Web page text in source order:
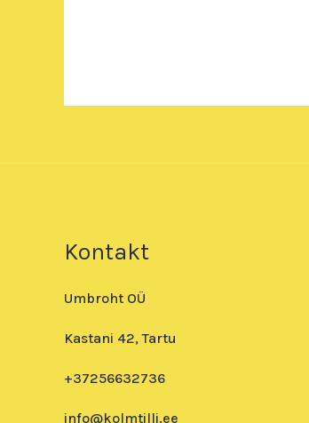
Kontakt
Umbroht OÜ
Kastani 42, Tartu
+37256632736
info@kolmtilli.ee